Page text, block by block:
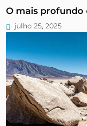
O mais profundo
julho 25, 2025